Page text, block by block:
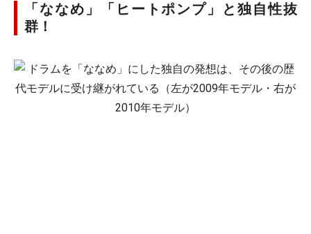
「ななめ」「ヒートポンプ」と独自性抜
群！